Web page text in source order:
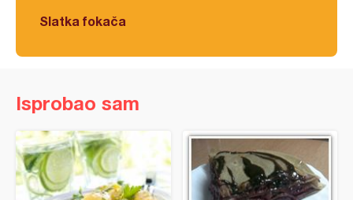
Slatka fokača
Isprobao sam